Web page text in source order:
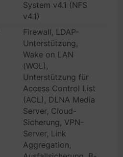
System v4.1 (NFS
v4.1)
Firewall, LDAP-
Unterstützung,
Wake on LAN
(WOL),
Unterstützung für
Access Control List
(ACL), DLNA Media
Server, Cloud-
Sicherung, VPN-
Server, Link
Aggregation,